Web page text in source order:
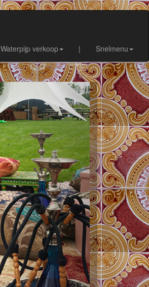
Waterpijp verkoop | Snelmenu